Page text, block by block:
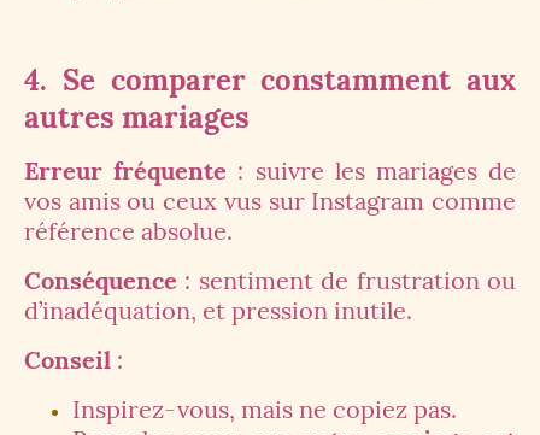
4. Se comparer constamment aux
autres mariages
Erreur fréquente : suivre les mariages de
vos amis ou ceux vus sur Instagram comme
référence absolue.
Conséquence : sentiment de frustration ou
d’inadéquation, et pression inutile.
Conseil :
Inspirez-vous, mais ne copiez pas.